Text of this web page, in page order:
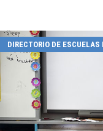
DIRECTORIO DE